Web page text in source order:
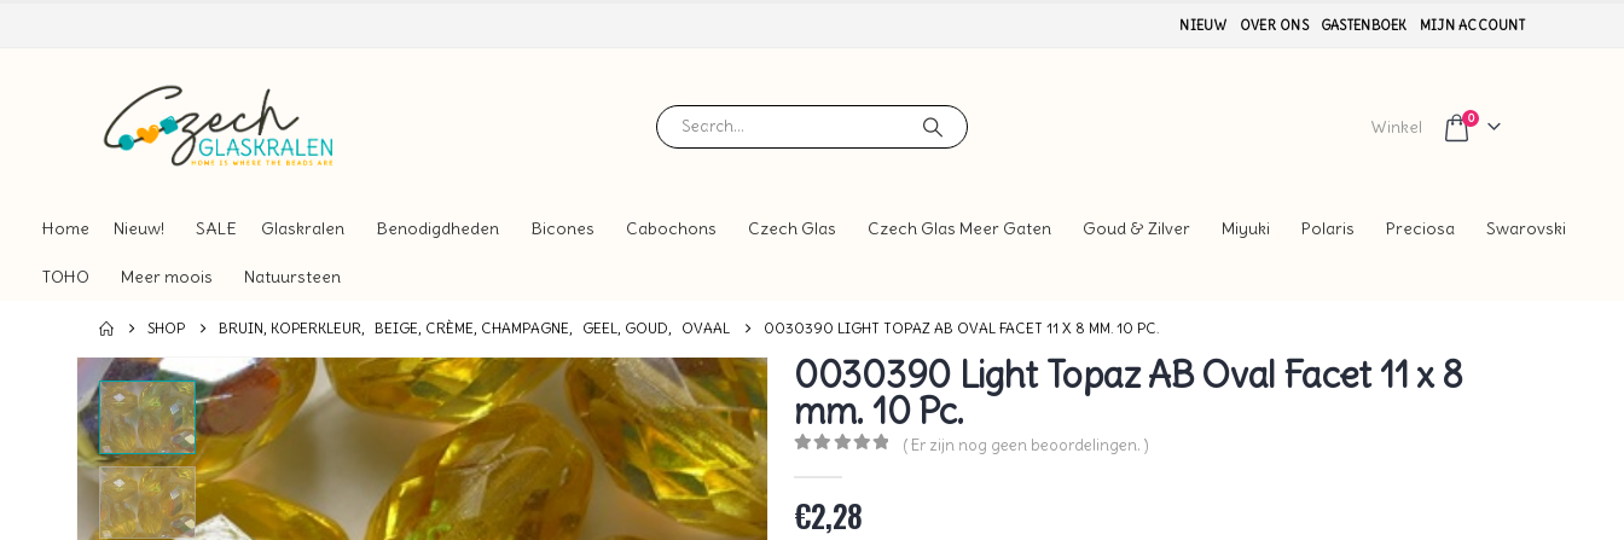
NIEUW OVER ONS GASTENBOEK MIJN ACCOUNT
Winkel 0
Home Nieuw! SALE Glaskralen Benodigdheden Bicones Cabochons Czech Glas Czech Glas Meer Gaten Goud & Zilver Miyuki Polaris Preciosa Swarovski
TOHO Meer moois Natuursteen
SHOP BRUIN, KOPERKLEUR, BEIGE, CRÈME, CHAMPAGNE, GEEL, GOUD, OVAAL 0030390 LIGHT TOPAZ AB OVAL FACET 11 X 8 MM. 10 PC.
0030390 Light Topaz AB Oval Facet 11 x 8
mm. 10 Pc.
( Er zijn nog geen beoordelingen. )
€2,28